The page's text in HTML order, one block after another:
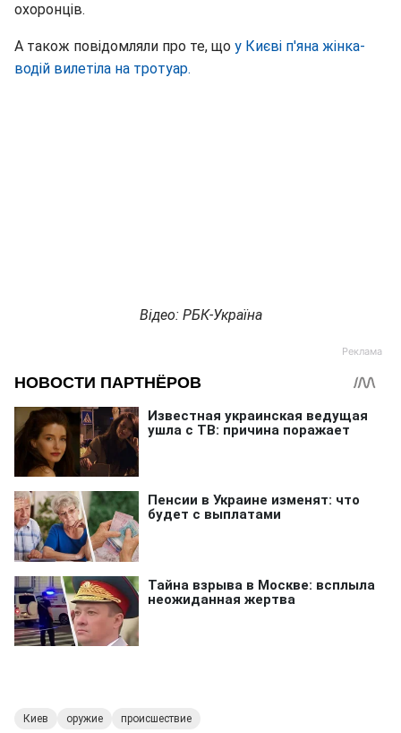
охоронців.
А також повідомляли про те, що у Києві п'яна жінка-
водій вилетіла на тротуар.
Відео: РБК-Україна
Киев оружие происшествие